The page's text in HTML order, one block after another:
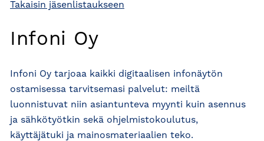
Takaisin jäsenlistaukseen
Infoni Oy
Infoni Oy tarjoaa kaikki digitaalisen infonäytön
ostamisessa tarvitsemasi palvelut: meiltä
luonnistuvat niin asiantunteva myynti kuin asennus
ja sähkötyötkin sekä ohjelmistokoulutus,
käyttäjätuki ja mainosmateriaalien teko.